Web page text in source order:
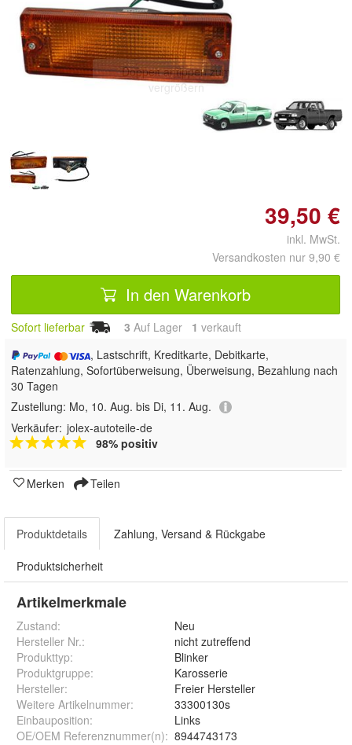
Doppelt antippen zum
vergrößern
39,50 €
inkl. MwSt.
Versandkosten nur 9,90 €
In den Warenkorb
Sofort lieferbar 3 Auf Lager 1 verkauft
, Lastschrift, Kreditkarte, Debitkarte,
Ratenzahlung, Sofortüberweisung, Überweisung, Bezahlung nach
30 Tagen
Zustellung: Mo, 10. Aug. bis Di, 11. Aug.
Verkäufer: jolex-autoteile-de
98% positiv
Merken Teilen
Produktdetails Zahlung, Versand & Rückgabe
Produktsicherheit
Artikelmerkmale
Zustand:
Neu
Hersteller Nr.:
nicht zutreffend
Produkttyp:
Blinker
Produktgruppe:
Karosserie
Hersteller:
Freier Hersteller
Weitere Artikelnummer:
33300130s
Einbauposition:
Links
OE/OEM Referenznummer(n): 8944743173